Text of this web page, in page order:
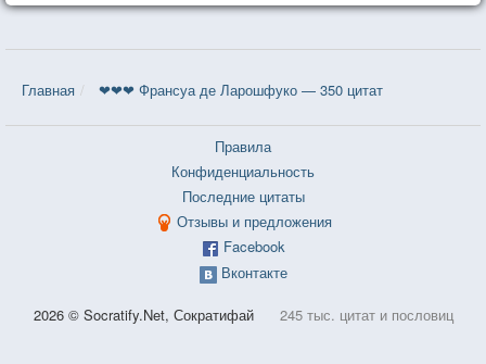
Главная ❤❤❤ Франсуа де Ларошфуко — 350 цитат
Правила
Конфиденциальность
Последние цитаты
Отзывы и предложения
Facebook
Вконтакте
2026 © Socratify.Net, Сократифай 245 тыс. цитат и пословиц